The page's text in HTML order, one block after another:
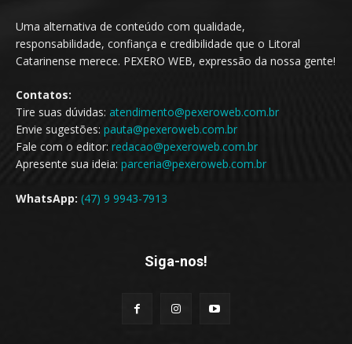
Uma alternativa de conteúdo com qualidade,
responsabilidade, confiança e credibilidade que o Litoral
Catarinense merece. PEXERO WEB, expressão da nossa gente!
Contatos:
Tire suas dúvidas: atendimento@pexeroweb.com.br
Envie sugestões: pauta@pexeroweb.com.br
Fale com o editor: redacao@pexeroweb.com.br
Apresente sua ideia: parceria@pexeroweb.com.br
WhatsApp: (47) 9 9943-7913
Siga-nos!